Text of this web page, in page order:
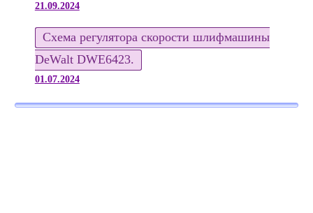
21.09.2024
Схема регулятора скорости шлифмашины
DeWalt DWE6423.
01.07.2024